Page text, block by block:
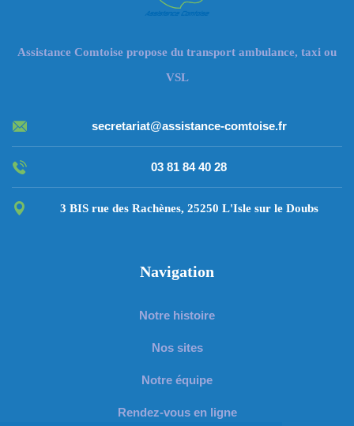
Assistance Comtoise propose du transport ambulance, taxi ou
VSL
secretariat@assistance-comtoise.fr
03 81 84 40 28
3 BIS rue des Rachènes, 25250 L'Isle sur le Doubs
Navigation
Notre histoire
Nos sites
Notre équipe
Rendez-vous en ligne